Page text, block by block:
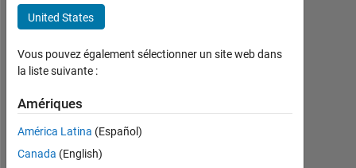
environ
2 ans il
|
depuis
2022
Followers:
United States
Vous pouvez également sélectionner un site web dans
la liste suivante :
Amériques
América Latina (Español)
Canada (English)